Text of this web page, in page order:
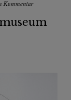
Kommentar